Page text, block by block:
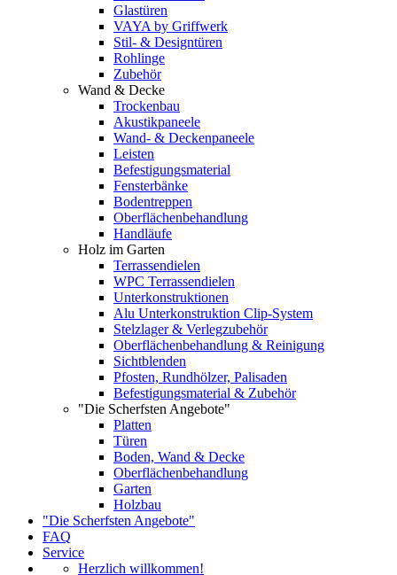
Glastüren
VAYA by Griffwerk
Stil- & Designtüren
Rohlinge
Zubehör
Wand & Decke
Trockenbau
Akustikpaneele
Wand- & Deckenpaneele
Leisten
Befestigungsmaterial
Fensterbänke
Bodentreppen
Oberflächenbehandlung
Handläufe
Holz im Garten
Terrassendielen
WPC Terrassendielen
Unterkonstruktionen
Alu Unterkonstruktion Clip-System
Stelzlager & Verlegzubehör
Oberflächenbehandlung & Reinigung
Sichtblenden
Pfosten, Rundhölzer, Palisaden
Befestigungsmaterial & Zubehör
"Die Scherfsten Angebote"
Platten
Türen
Boden, Wand & Decke
Oberflächenbehandlung
Garten
Holzbau
"Die Scherfsten Angebote"
FAQ
Service
Herzlich willkommen!